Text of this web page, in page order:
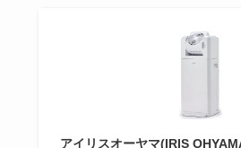
アイリスオーヤマ(IRIS